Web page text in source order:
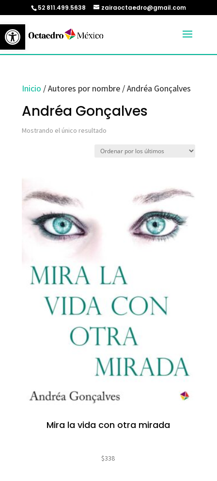
Abrir barra de herramientas
52 811.499.5638 zairaoctaedro@gmail.com
Inicio / Autores por nombre / Andréa Gonçalves
Andréa Gonçalves
Mostrando el único resultado
Mira la vida con otra mirada
$338